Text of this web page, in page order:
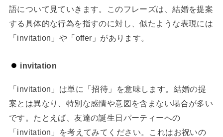
語について見ていきます。このフレーズは、結婚を提案
する具体的な行為を指すのに対し、似たような表現には
「invitation」や「offer」があります。
invitation
「invitation」は単に「招待」を意味します。結婚の提
案とは異なり、特別な感情や意図を含まない場合が多い
です。たとえば、友達の誕生日パーティーへの
「invitation」を考えてみてください。これはお祝いの